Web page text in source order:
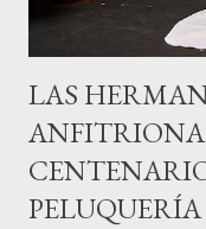
LAS
PELUQUERÍA